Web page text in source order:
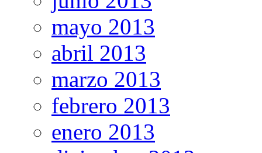
mayo 2013
abril 2013
marzo 2013
febrero 2013
enero 2013